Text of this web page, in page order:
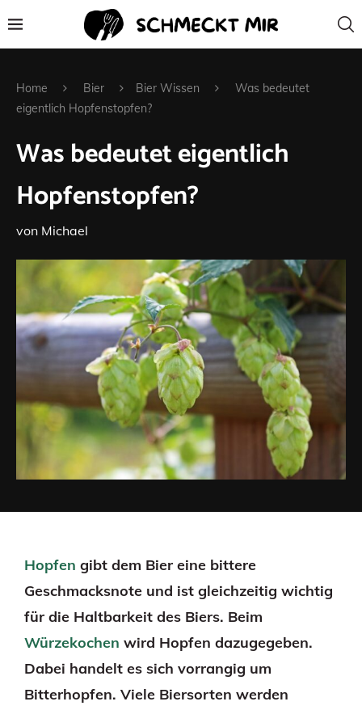
Home Bier Bier Wissen
Was bedeutet
eigentlich Hopfenstopfen?
Was bedeutet eigentlich
Hopfenstopfen?
von Michael
Hopfen gibt dem Bier eine bittere
Geschmacksnote und ist gleichzeitig wichtig
für die Haltbarkeit des Biers. Beim
Würzekochen wird Hopfen dazugegeben.
Dabei handelt es sich vorrangig um
Bitterhopfen. Viele Biersorten werden